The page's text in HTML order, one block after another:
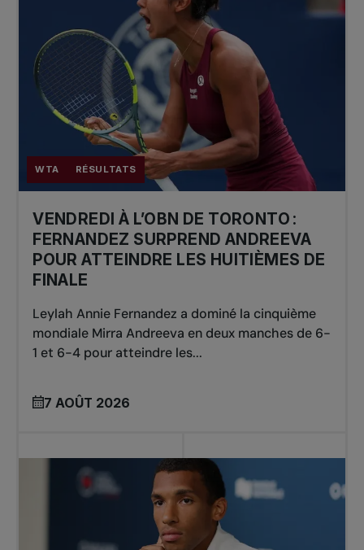
WTA RÉSULTATS
VENDREDI À L’OBN DE TORONTO :
FERNANDEZ SURPREND ANDREEVA
POUR ATTEINDRE LES HUITIÈMES DE
FINALE
Leylah Annie Fernandez a dominé la cinquième
mondiale Mirra Andreeva en deux manches de 6-
1 et 6-4 pour atteindre les...
7 AOÛT 2026